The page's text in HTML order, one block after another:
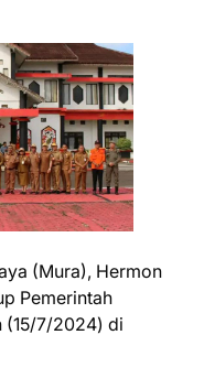
(Mura), Hermon
Pemerintah
(15/7/2024) di